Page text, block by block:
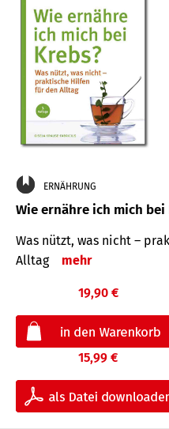
ERNÄHRUNG
Wie ernähre ich mich bei
Was nützt, was nicht –
Alltag
mehr
19,90 €
15,99 €